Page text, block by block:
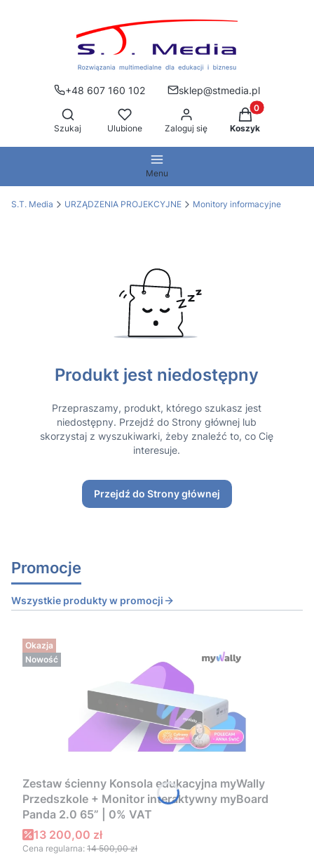
+48 607 160 102
sklep@stmedia.pl
Otwórz wyszukiwarkę
Szukaj Ulubione Zaloguj się
Produkty w
Koszyk
Menu
S.T. Media URZĄDZENIA PROJEKCYJNE Monitory informacyjne
Produkt jest niedostępny
Przepraszamy, produkt, którego szukasz jest
niedostępny. Przejdź do Strony głównej lub
skorzystaj z wyszukiwarki, żeby znaleźć to, co Cię
interesuje.
Przejdź do Strony głównej
Promocje
Wszystkie produkty w promocji
Okazja
Nowość
Zestaw ścienny Konsola edukacyjna myWally
Przedszkole + Monitor interaktywny myBoard
Panda 2.0 65” | 0% VAT
Cena promocyjna
13 200,00 zł
Cena regularna: 14 500,00 zł